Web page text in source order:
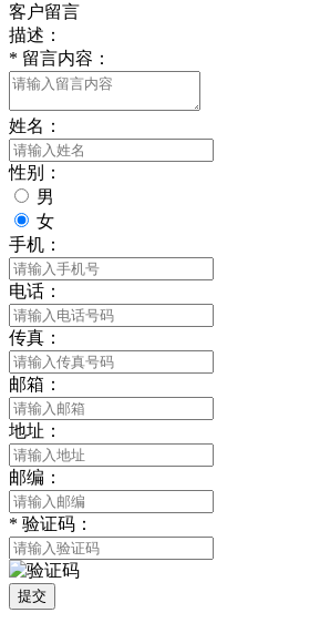
客户留言
描述：
* 留言内容：
姓名：
性别：
男
女
手机：
电话：
传真：
邮箱：
地址：
邮编：
* 验证码：
提交